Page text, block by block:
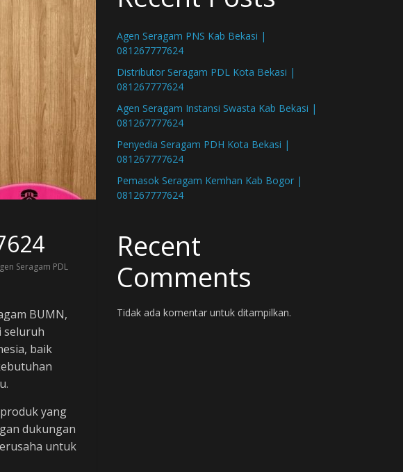
Seragam PDL
BUMN,
seluruh
baik
yang
dukungan
untuk
Agen Seragam PNS Kab Bekasi |
081267777624
Distributor Seragam PDL Kota Bekasi |
081267777624
Agen Seragam Instansi Swasta Kab Bekasi |
081267777624
Penyedia Seragam PDH Kota Bekasi |
081267777624
Pemasok Seragam Kemhan Kab Bogor |
081267777624
Recent
Comments
Tidak ada komentar untuk ditampilkan.